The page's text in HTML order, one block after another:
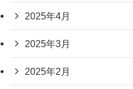
2025年4月
2025年3月
2025年2月